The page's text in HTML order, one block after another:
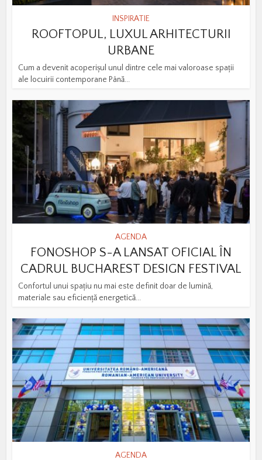
INSPIRATIE
ROOFTOPUL, LUXUL ARHITECTURII
URBANE
Cum a devenit acoperișul unul dintre cele mai valoroase spații
ale locuirii contemporane Până...
AGENDA
FONOSHOP S-A LANSAT OFICIAL ÎN
CADRUL BUCHAREST DESIGN FESTIVAL
Confortul unui spațiu nu mai este definit doar de lumină,
materiale sau eficiență energetică...
AGENDA